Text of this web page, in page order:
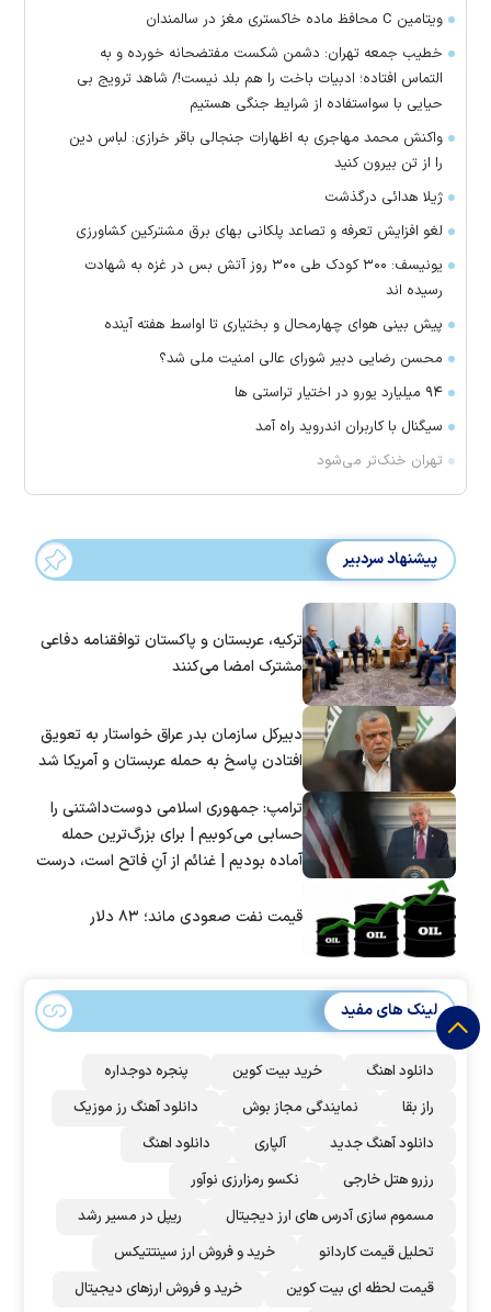
ویتامین C محافظ ماده خاکستری مغز در سالمندان
خطیب جمعه تهران: دشمن شکست مفتضحانه خورده و به
التماس افتاده؛ ادبیات باخت را هم بلد نیست!/ شاهد ترویج بی
حیایی با سواستفاده از شرایط جنگی هستیم
واکنش محمد مهاجری به اظهارات جنجالی باقر خرازی: لباس دین
را از تن بیرون کنید
ژیلا هدائی درگذشت
لغو افزایش تعرفه و تصاعد پلکانی بهای برق مشترکین کشاورزی
یونیسف: ۳۰۰ کودک طی ۳۰۰ روز آتش بس در غزه به شهادت
رسیده اند
پیش بینی هوای چهارمحال و بختیاری تا اواسط هفته آینده
محسن رضایی دبیر شورای عالی امنیت ملی شد؟
۹۴ میلیارد یورو در اختیار تراستی ها
سیگنال با کاربران اندروید راه آمد
تهران خنک‌تر می‌شود
پیشنهاد سردبیر
ترکیه، عربستان و پاکستان توافقنامه دفاعی
مشترک امضا می‌کنند
دبیرکل سازمان بدر عراق خواستار به تعویق
افتادن پاسخ به حمله عربستان و آمریکا شد
ترامپ: جمهوری اسلامی دوست‌داشتنی را
حسابی می‌کوبیم | برای بزرگ‌ترین حمله
آماده بودیم | غنائم از آنِ فاتح است، درست
قیمت نفت صعودی ماند؛ ۸۳ دلار
لینک های مفید
دانلود اهنگ خرید بیت کوین
پنجره دوجداره
راز بقا
نمایندگی مجاز بوش
دانلود آهنگ رز‌ موزیک
دانلود آهنگ جدید
آلپاری
دانلود اهنگ
رزرو هتل خارجی
نکسو رمزارزی نوآور
مسموم سازی آدرس های ارز دیجیتال
ریپل در مسیر رشد
تحلیل قیمت کاردانو
خرید و فروش ارز سینتتیکس
قیمت لحظه ای بیت کوین
خرید و فروش ارزهای دیجیتال